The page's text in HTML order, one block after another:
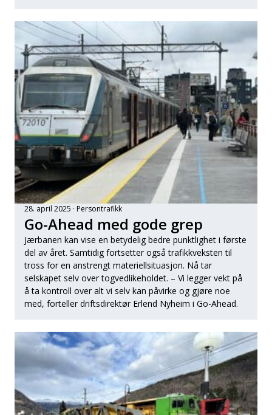
28. april 2025 Persontrafikk
Go-Ahead med gode grep
Jærbanen kan vise en betydelig bedre punktlighet i første
del av året. Samtidig fortsetter også trafikkveksten til
tross for en anstrengt materiellsituasjon. Nå tar
selskapet selv over togvedlikeholdet. – Vi legger vekt på
å ta kontroll over alt vi selv kan påvirke og gjøre noe
med, forteller driftsdirektør Erlend Nyheim i Go-Ahead.